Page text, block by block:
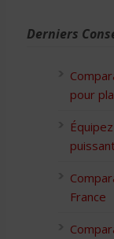
Derniers
pour
France